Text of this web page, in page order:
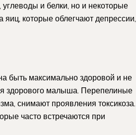
и белки, но и некоторые
которые облегчают депрессии,
быть максимально здоровой и не
здорового малыша. Перепелиные
снимают проявления токсикоза.
часто встречаются при